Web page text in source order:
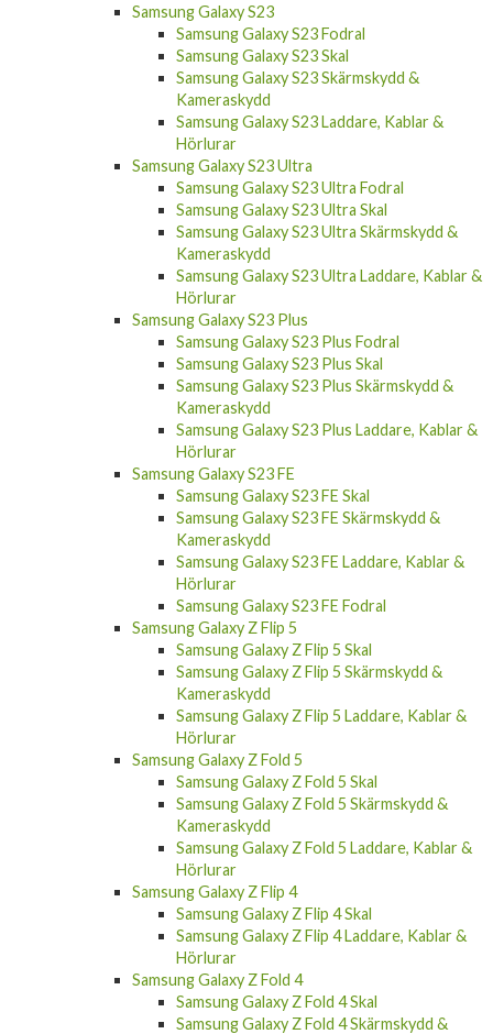
Samsung Galaxy S23
Samsung Galaxy S23 Fodral
Samsung Galaxy S23 Skal
Samsung Galaxy S23 Skärmskydd &
Kameraskydd
Samsung Galaxy S23 Laddare, Kablar &
Hörlurar
Samsung Galaxy S23 Ultra
Samsung Galaxy S23 Ultra Fodral
Samsung Galaxy S23 Ultra Skal
Samsung Galaxy S23 Ultra Skärmskydd &
Kameraskydd
Samsung Galaxy S23 Ultra Laddare, Kablar &
Hörlurar
Samsung Galaxy S23 Plus
Samsung Galaxy S23 Plus Fodral
Samsung Galaxy S23 Plus Skal
Samsung Galaxy S23 Plus Skärmskydd &
Kameraskydd
Samsung Galaxy S23 Plus Laddare, Kablar &
Hörlurar
Samsung Galaxy S23 FE
Samsung Galaxy S23 FE Skal
Samsung Galaxy S23 FE Skärmskydd &
Kameraskydd
Samsung Galaxy S23 FE Laddare, Kablar &
Hörlurar
Samsung Galaxy S23 FE Fodral
Samsung Galaxy Z Flip 5
Samsung Galaxy Z Flip 5 Skal
Samsung Galaxy Z Flip 5 Skärmskydd &
Kameraskydd
Samsung Galaxy Z Flip 5 Laddare, Kablar &
Hörlurar
Samsung Galaxy Z Fold 5
Samsung Galaxy Z Fold 5 Skal
Samsung Galaxy Z Fold 5 Skärmskydd &
Kameraskydd
Samsung Galaxy Z Fold 5 Laddare, Kablar &
Hörlurar
Samsung Galaxy Z Flip 4
Samsung Galaxy Z Flip 4 Skal
Samsung Galaxy Z Flip 4 Laddare, Kablar &
Hörlurar
Samsung Galaxy Z Fold 4
Samsung Galaxy Z Fold 4 Skal
Samsung Galaxy Z Fold 4 Skärmskydd &